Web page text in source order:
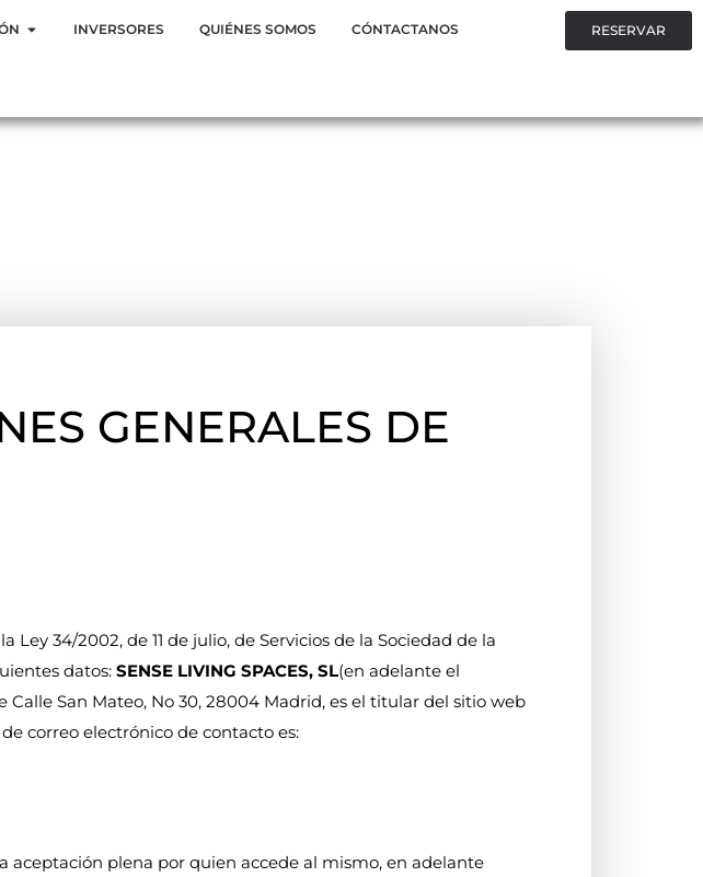
INVERSORES QUIÉNES SOMOS CÓNTACTANOS RESERVAR
GENERALES DE
34/2002, de 11 de julio, de Servicios de la Sociedad de la
datos: SENSE LIVING SPACES, SL(en adelante el
Calle San Mateo, No 30, 28004 Madrid, es el titular del sitio web
correo electrónico de contacto es:
plena por quien accede al mismo, en adelante